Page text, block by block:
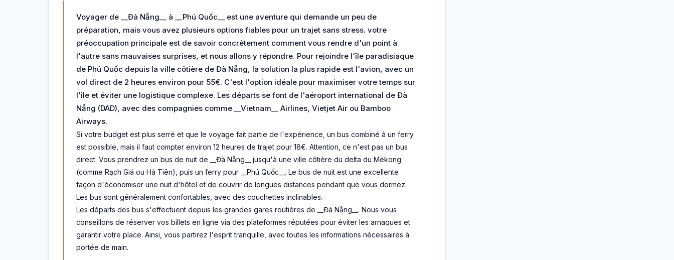
Voyager de __Đà Nẵng__ à __Phú Quốc__ est une aventure qui demande un peu de
préparation, mais vous avez plusieurs options fiables pour un trajet sans stress. votre
préoccupation principale est de savoir concrètement comment vous rendre d'un point à
l'autre sans mauvaises surprises, et nous allons y répondre. Pour rejoindre l'île paradisiaque
de Phú Quốc depuis la ville côtière de Đà Nẵng, la solution la plus rapide est l'avion, avec un
vol direct de 2 heures environ pour 55€. C'est l'option idéale pour maximiser votre temps sur
l'île et éviter une logistique complexe. Les départs se font de l'aéroport international de Đà
Nẵng (DAD), avec des compagnies comme __Vietnam__ Airlines, Vietjet Air ou Bamboo
Airways.
Si votre budget est plus serré et que le voyage fait partie de l'expérience, un bus combiné à un ferry
est possible, mais il faut compter environ 12 heures de trajet pour 18€. Attention, ce n'est pas un bus
direct. Vous prendrez un bus de nuit de __Đà Nẵng__ jusqu'à une ville côtière du delta du Mékong
(comme Rạch Giá ou Hà Tiên), puis un ferry pour __Phú Quốc__. Le bus de nuit est une excellente
façon d'économiser une nuit d'hôtel et de couvrir de longues distances pendant que vous dormez.
Les bus sont généralement confortables, avec des couchettes inclinables.
Les départs des bus s'effectuent depuis les grandes gares routières de __Đà Nẵng__. Nous vous
conseillons de réserver vos billets en ligne via des plateformes réputées pour éviter les arnaques et
garantir votre place. Ainsi, vous partirez l'esprit tranquille, avec toutes les informations nécessaires à
portée de main.